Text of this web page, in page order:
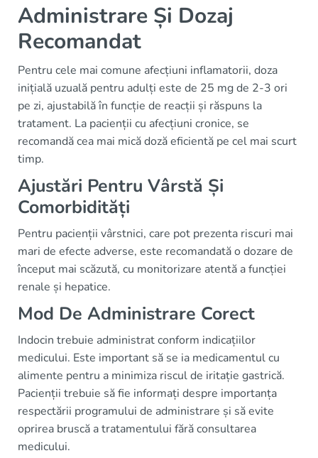
Administrare Și Dozaj
Recomandat
Pentru cele mai comune afecțiuni inflamatorii, doza
inițială uzuală pentru adulți este de 25 mg de 2-3 ori
pe zi, ajustabilă în funcție de reacții și răspuns la
tratament. La pacienții cu afecțiuni cronice, se
recomandă cea mai mică doză eficientă pe cel mai scurt
timp.
Ajustări Pentru Vârstă Și
Comorbidități
Pentru pacienții vârstnici, care pot prezenta riscuri mai
mari de efecte adverse, este recomandată o dozare de
început mai scăzută, cu monitorizare atentă a funcției
renale și hepatice.
Mod De Administrare Corect
Indocin trebuie administrat conform indicațiilor
medicului. Este important să se ia medicamentul cu
alimente pentru a minimiza riscul de iritație gastrică.
Pacienții trebuie să fie informați despre importanța
respectării programului de administrare și să evite
oprirea bruscă a tratamentului fără consultarea
medicului.